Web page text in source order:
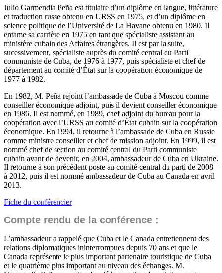
Julio Garmendia Peña est titulaire d’un diplôme en langue, littérature
et traduction russe obtenu en URSS en 1975, et d’un diplôme en
science politique de l’Université de La Havane obtenu en 1980. Il
entame sa carrière en 1975 en tant que spécialiste assistant au
ministère cubain des Affaires étrangères. Il est par la suite,
sucessivement, spécialiste auprès du comité central du Parti
communiste de Cuba, de 1976 à 1977, puis spécialiste et chef de
département au comité d’État sur la coopération économique de
1977 à 1982.
En 1982, M. Peña rejoint l’ambassade de Cuba à Moscou comme
conseiller économique adjoint, puis il devient conseiller économique
en 1986. Il est nommé, en 1989, chef adjoint du bureau pour la
coopération avec l’URSS au comité d’État cubain sur la coopération
économique. En 1994, il retourne à l’ambassade de Cuba en Russie
comme ministre conseiller et chef de mission adjoint. En 1999, il est
nommé chef de section au comité central du Parti communiste
cubain avant de devenir, en 2004, ambassadeur de Cuba en Ukraine.
Il retourne à son précédent poste au comité central du parti de 2008
à 2012, puis il est nommé ambassadeur de Cuba au Canada en avril
2013.
Fiche du conférencier
Compte rendu de la conférence :
L’ambassadeur a rappelé que Cuba et le Canada entretiennent des
relations diplomatiques ininterrompues depuis 70 ans et que le
Canada représente le plus important partenaire touristique de Cuba
et le quatrième plus important au niveau des échanges. M.